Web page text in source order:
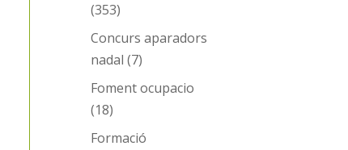
(353)
Concurs aparadors
nadal (7)
Foment ocupacio
(18)
Formació